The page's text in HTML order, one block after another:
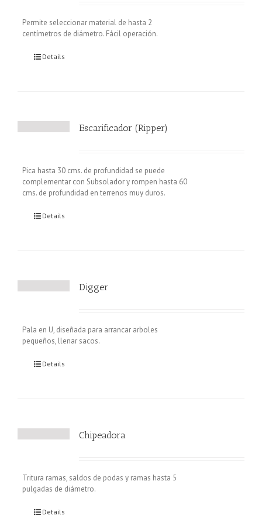
Permite seleccionar material de hasta 2
centímetros de diámetro. Fácil operación.
Details
Escarificador (Ripper)
Pica hasta 30 cms. de profundidad se puede
complementar con Subsolador y rompen hasta 60
cms. de profundidad en terrenos muy duros.
Details
Digger
Pala en U, diseñada para arrancar arboles
pequeños, llenar sacos.
Details
Chipeadora
Tritura ramas, saldos de podas y ramas hasta 5
pulgadas de diámetro.
Details